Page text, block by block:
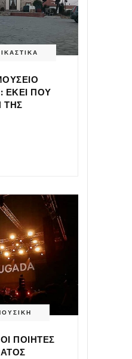
ΕΚΕΙ ΠΟΥ
ΤΗΣ
ΠΟΙΗΤΕΣ